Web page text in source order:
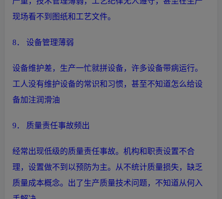
现场看不到图纸和工艺文件。
8． 设备管理薄弱
设备维护差， 生产一忙就拼设备，许多设备带病运行。
工人没有维护设备的常识和习惯，甚至不知道怎么给设
备加注润滑油
9． 质量责任事故频出
经常出现低级的质量责任事故。机构和职责设置不合
理，设置做不到以预防为主。从不统计质量损失，缺乏
质量成本概念。出了生产质量技术问题，不知道从何入